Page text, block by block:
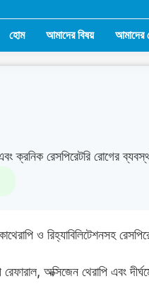
হোম আমাদের বিষয় আমাদের
ক্রনিক রেসপিরেটরি রোগের
ও রিহ্যাবিলিটেশনসহ
অক্সিজেন থেরাপি এবং